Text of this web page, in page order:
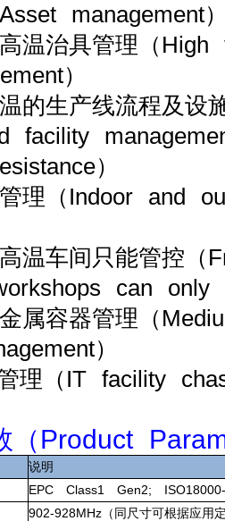
management
温治具管理（
）
的生产线流程及设
facility
）
理（Indoor and
温车间只能管控（
can only
属容器管理（
）
理（IT facility
（Product
说明
EPC Class1 Gen2;
902-928MHz（同尺寸可根据应用